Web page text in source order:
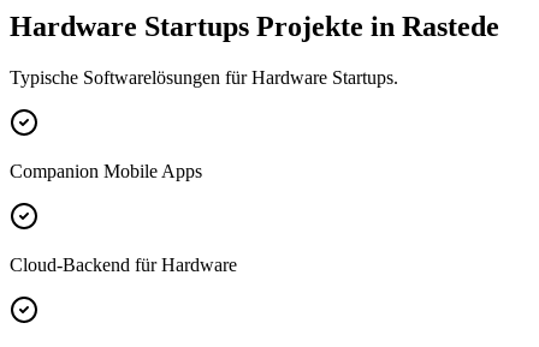
Hardware Startups Projekte in Rastede
Typische Softwarelösungen für Hardware Startups.
Companion Mobile Apps
Cloud-Backend für Hardware